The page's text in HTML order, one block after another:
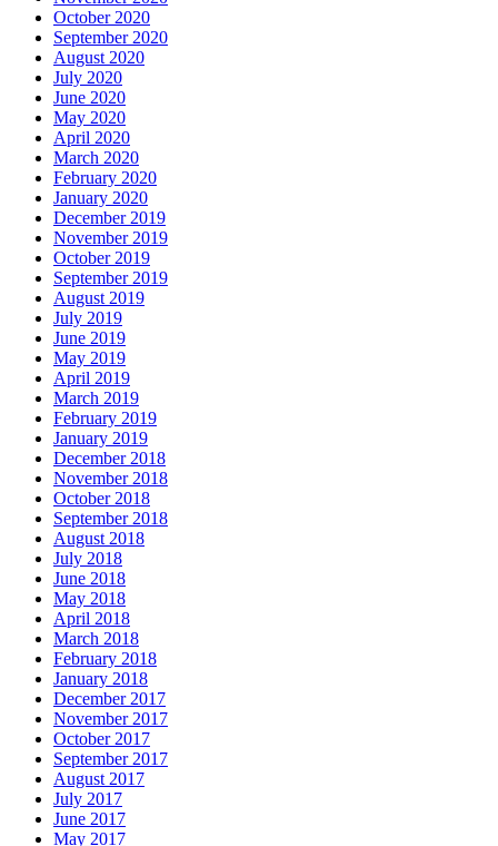
October 2020
September 2020
August 2020
July 2020
June 2020
May 2020
April 2020
March 2020
February 2020
January 2020
December 2019
November 2019
October 2019
September 2019
August 2019
July 2019
June 2019
May 2019
April 2019
March 2019
February 2019
January 2019
December 2018
November 2018
October 2018
September 2018
August 2018
July 2018
June 2018
May 2018
April 2018
March 2018
February 2018
January 2018
December 2017
November 2017
October 2017
September 2017
August 2017
July 2017
June 2017
May 2017